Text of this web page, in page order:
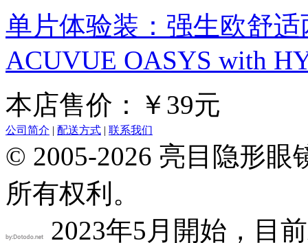
单片体验装：强生欧舒
ACUVUE OASYS with
本店售价：￥39元
公司简介 | 配送方式 | 联系我们
© 2005-2026 亮目隐形
所有权利。
2023年5月開始，目